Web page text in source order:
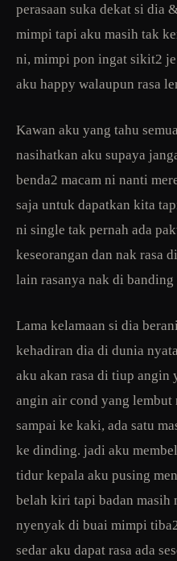
perasaan suka dekat si dia
mimpi tapi aku masih tak
ni, mimpi pon ingat sikit2
aku happy walaupun rasa
Kawan aku yang tahu
nasihatkan aku supaya
benda2 macam ni nanti
saja untuk dapatkan kita
ni single tak pernah ada
keseorangan dan nak rasa
lain rasanya nak di
Lama kelamaan si dia
kehadiran dia di dunia
aku akan rasa di tiup angin
angin air cond yang lembut
sampai ke kaki, ada satu
ke dinding. jadi aku
tidur kepala aku pusing
belah kiri tapi badan masih
nyenyak di buai mimpi
sedar aku dapat rasa ada